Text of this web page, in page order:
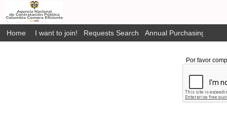
Home I want to join! Requests Search Annual Purchasing Plan
Por favor